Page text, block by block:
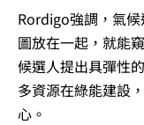
Rordigo強調，氣
圖放在一起，就能
候選人提出具彈性
多資源在綠能建設
心。